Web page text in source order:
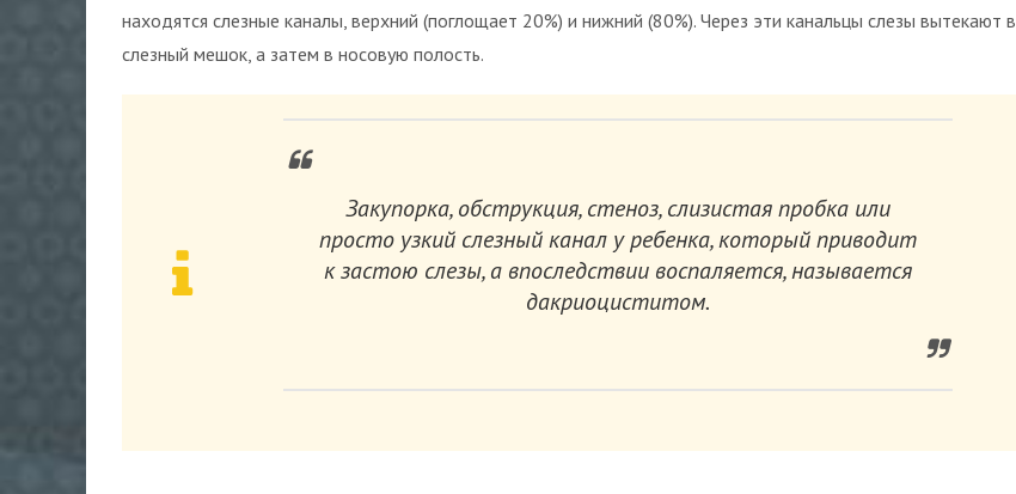
находятся слезные каналы, верхний (поглощает 20%) и нижний (80%). Через эти канальцы слезы вытекают в
слезный мешок, а затем в носовую полость.
Закупорка, обструкция, стеноз, слизистая пробка или
просто узкий слезный канал у ребенка, который приводит
к застою слезы, а впоследствии воспаляется, называется
дакриоциститом.